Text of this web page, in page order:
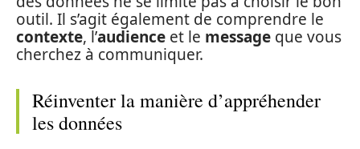
outil. Il s’agit également de comprendre le
contexte, l’audience et le message que vous
cherchez à communiquer.
Réinventer la manière d’appréhender
les données